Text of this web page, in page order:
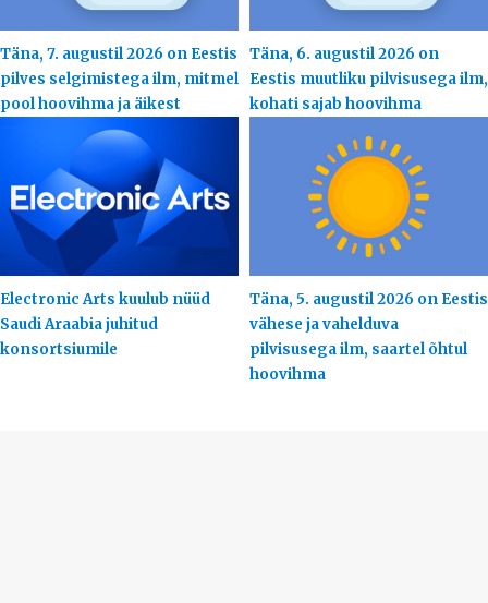
Täna, 7. augustil 2026 on Eestis
pilves selgimistega ilm, mitmel
pool hoovihma ja äikest
Täna, 6. augustil 2026 on
Eestis muutliku pilvisusega ilm,
kohati sajab hoovihma
Electronic Arts kuulub nüüd
Saudi Araabia juhitud
konsortsiumile
Täna, 5. augustil 2026 on Eestis
vähese ja vahelduva
pilvisusega ilm, saartel õhtul
hoovihma